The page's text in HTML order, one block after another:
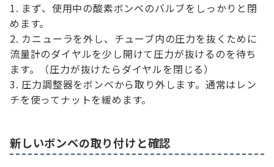
まず、使用中の酸素ボンベのバルブをしっかりと閉
めます。
カニューラを外し、チューブ内の圧力を抜くために
流量計のダイヤルを少し開けて圧力が抜けるのを待ち
ます。（圧力が抜けたらダイヤルを閉じる）
圧力調整器をボンベから取り外します。通常はレン
チを使ってナットを緩めます。
新しいボンベの取り付けと確認